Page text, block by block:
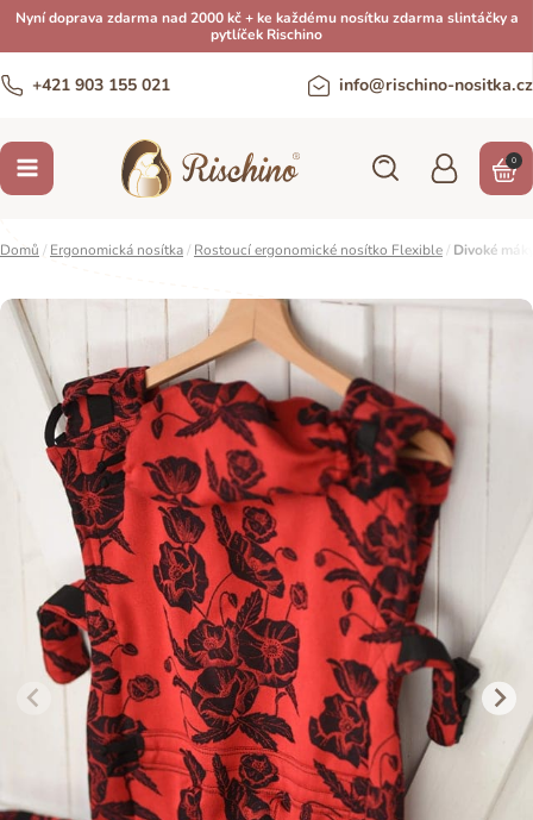
Nyní doprava zdarma nad 2000 kč + ke každému nosítku zdarma slintáčky a
pytlíček Rischino
+421 903 155 021 info@rischino-nositka.cz
0
Domů / Ergonomická nosítka/ Rostoucí ergonomické nosítko Flexible/ Divoké